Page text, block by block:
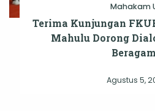
Mahakam
Terima Kunjungan
Mahulu Dorong
Agustus 5,